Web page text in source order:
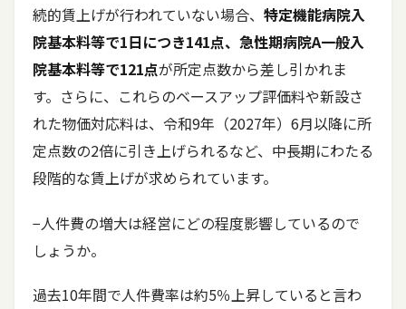
続的賃上げが行われていない場合、 特定機能病院入
院基本料等で1日につき141点、急性期病院A一般入
院基本料等で121点が所定点数から差し引かれま
す。さらに、これらのベースアップ評価料や新設さ
れた物価対応料は、令和9年（2027年）6月以降に所
定点数の2倍に引き上げられるなど、中長期にわたる
段階的な賃上げが求められています。
−人件費の増大は経営にどの程度影響しているので
しょうか。
過去10年間で人件費率は約5％上昇していると言わ